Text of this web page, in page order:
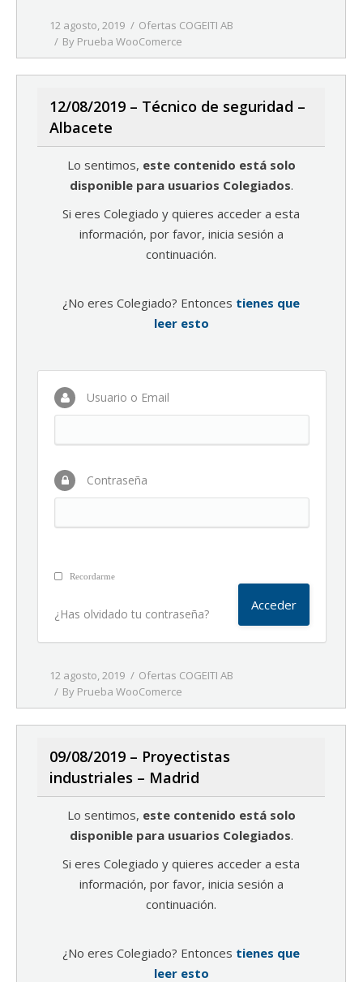
12 agosto, 2019
Ofertas COGEITI AB
By Prueba WooComerce
12/08/2019 – Técnico de seguridad –
Albacete
Lo sentimos, este contenido está solo
disponible para usuarios Colegiados.
Si eres Colegiado y quieres acceder a esta
información, por favor, inicia sesión a
continuación.
¿No eres Colegiado? Entonces tienes que
leer esto
Usuario o Email
Contraseña
Recordarme
¿Has olvidado tu contraseña?
12 agosto, 2019
Ofertas COGEITI AB
By Prueba WooComerce
09/08/2019 – Proyectistas
industriales – Madrid
Lo sentimos, este contenido está solo
disponible para usuarios Colegiados.
Si eres Colegiado y quieres acceder a esta
información, por favor, inicia sesión a
continuación.
¿No eres Colegiado? Entonces tienes que
leer esto